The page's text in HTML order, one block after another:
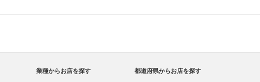
業種からお店を探す 都道府県からお店を探す